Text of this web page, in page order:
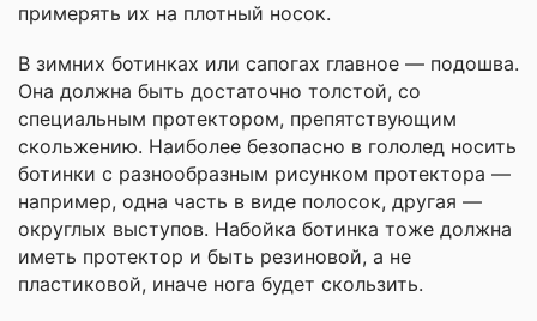
примерять их на плотный носок.
В зимних ботинках или сапогах главное — подошва.
Она должна быть достаточно толстой, со
специальным протектором, препятствующим
скольжению. Наиболее безопасно в гололед носить
ботинки с разнообразным рисунком протектора —
например, одна часть в виде полосок, другая —
округлых выступов. Набойка ботинка тоже должна
иметь протектор и быть резиновой, а не
пластиковой, иначе нога будет скользить.